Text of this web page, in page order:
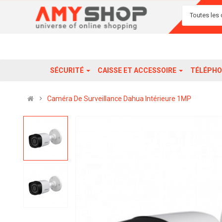
Toutes les
SÉCURITÉ CAISSE ET ACCESSOIRE
Caméra De Surveillance Dahua Intérieure 1MP